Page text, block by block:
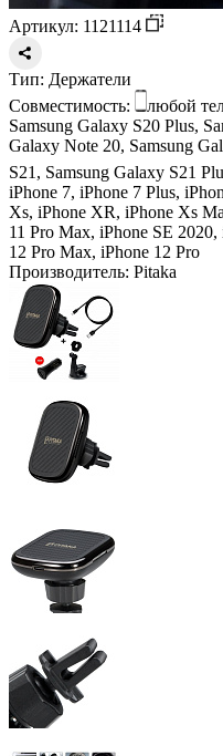
Артикул: 1121114
Тип: Держатели
Совместимость:
любой
Samsung Galaxy S20 Plus,
Galaxy Note 20, Samsung
S21, Samsung Galaxy S21
iPhone 7, iPhone 7 Plus,
Xs, iPhone XR, iPhone Xs
11 Pro Max, iPhone SE
12 Pro Max, iPhone 12 Pro
Производитель: Pitaka